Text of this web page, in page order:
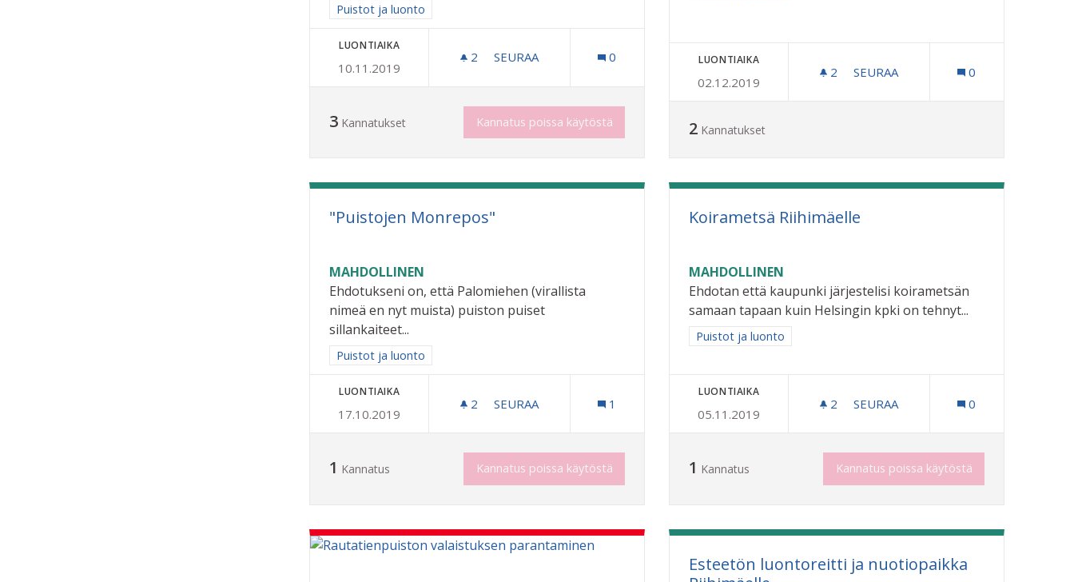
Rajaa tulokset aihepiirin mukaan: Puistot ja luonto
Puistot ja luonto
LUONTIAIKA
10.11.2019
2 2 SEURAAJAA
SEURAA 0
3 Kannatukset Kannatus poissa käytöstä
LUONTIAIKA
02.12.2019
2 2 SEURAAJAA
SEURAA 0
2 Kannatukset
"Puistojen Monrepos"
MAHDOLLINEN
Ehdotukseni on, että Palomiehen (virallista
nimeä en nyt muista) puiston puiset
sillankaiteet...
Rajaa tulokset aihepiirin mukaan: Puistot ja luonto
Puistot ja luonto
LUONTIAIKA
17.10.2019
2 2 SEURAAJAA
SEURAA 1
1 Kannatus Kannatus poissa käytöstä
Koirametsä Riihimäelle
MAHDOLLINEN
Ehdotan että kaupunki järjestelisi koirametsän
samaan tapaan kuin Helsingin kpki on tehnyt...
Rajaa tulokset aihepiirin mukaan: Puistot ja luonto
Puistot ja luonto
LUONTIAIKA
05.11.2019
2 2 SEURAAJAA
SEURAA 0
1 Kannatus Kannatus poissa käytöstä
Esteetön luontoreitti ja nuotiopaikka